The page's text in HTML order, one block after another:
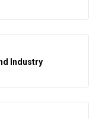
Industry